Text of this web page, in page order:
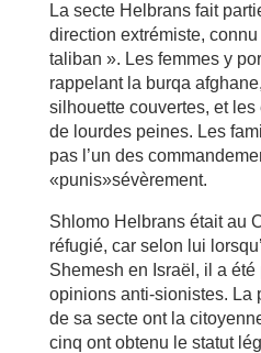
La secte Helbrans fait
direction extrémiste,
taliban ». Les femmes y
rappelant la burqa
silhouette couvertes, et
de lourdes peines. Les
pas l’un des
«punis»sévèrement.
Shlomo Helbrans était au
réfugié, car selon lui
Shemesh en Israël, il a
opinions anti-sionistes. La
de sa secte ont la
cinq ont obtenu le statut